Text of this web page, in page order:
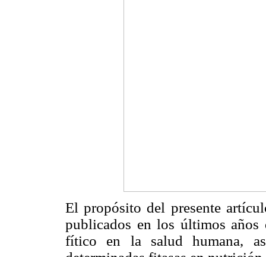
El propósito del presente
publicados en los últimos
fítico en la salud humana,